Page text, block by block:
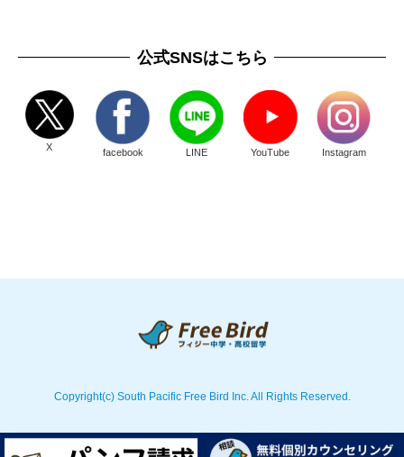
公式SNSはこちら
X facebook LINE YouTube Instagram
Copyright(c) South Pacific Free Bird Inc. All Rights Reserved.